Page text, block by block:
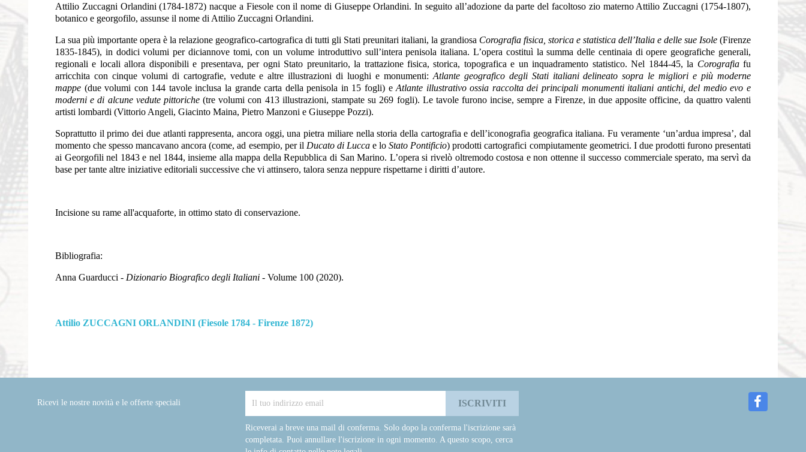
Attilio Zuccagni Orlandini (1784-1872) nacque a Fiesole con il nome di Giuseppe Orlandini. In seguito all’adozione da parte del facoltoso zio materno Attilio Zuccagni (1754-1807),
botanico e georgofilo, assunse il nome di Attilio Zuccagni Orlandini.
La sua più importante opera è la relazione geografico-cartografica di tutti gli Stati preunitari italiani, la grandiosa Corografia fisica, storica e statistica dell’Italia e delle sue Isole (Firenze
1835-1845), in dodici volumi per diciannove tomi, con un volume introduttivo sull’intera penisola italiana. L’opera costituì la summa delle centinaia di opere geografiche generali,
regionali e locali allora disponibili e presentava, per ogni Stato preunitario, la trattazione fisica, storica, topografica e un inquadramento statistico. Nel 1844-45, la Corografiafu
arricchita con cinque volumi di cartografie, vedute e altre illustrazioni di luoghi e monumenti: Atlante geografico degli Stati italiani delineato sopra le migliori e più moderne
mappe (due volumi con 144 tavole inclusa la grande carta della penisola in 15 fogli) eAtlante illustrativo ossia raccolta dei principali monumenti italiani antichi, del medio evo e
moderni e di alcune vedute pittoriche(tre volumi con 413 illustrazioni, stampate su 269 fogli). Le tavole furono incise, sempre a Firenze, in due apposite officine, da quattro valenti
artisti lombardi (Vittorio Angeli, Giacinto Maina, Pietro Manzoni e Giuseppe Pozzi).
Soprattutto il primo dei due atlanti rappresenta, ancora oggi, una pietra miliare nella storia della cartografia e dell’iconografia geografica italiana. Fu veramente ‘un’ardua impresa’, dal
momento che spesso mancavano ancora (come, ad esempio, per il Ducato di Luccae loStato Pontificio) prodotti cartografici compiutamente geometrici. I due prodotti furono presentati
ai Georgofili nel 1843 e nel 1844, insieme alla mappa della Repubblica di San Marino. L’opera si rivelò oltremodo costosa e non ottenne il successo commerciale sperato, ma servì da
base per tante altre iniziative editoriali successive che vi attinsero, talora senza neppure rispettarne i diritti d’autore.
Incisione su rame all'acquaforte, in ottimo stato di conservazione.
Bibliografia:
Anna Guarducci - Dizionario Biografico degli Italiani - Volume 100 (2020).
Attilio ZUCCAGNI ORLANDINI (Fiesole 1784 - Firenze 1872)
Ricevi le nostre novità e le offerte speciali
Riceverai a breve una mail di conferma. Solo dopo la conferma l'iscrizione sarà
completata. Puoi annullare l'iscrizione in ogni momento. A questo scopo, cerca